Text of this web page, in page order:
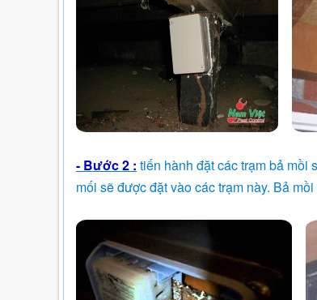
- Bước 2 : tiến hành đặt các trạm bả mồi
mối sẽ được đặt vào các trạm này. Bả